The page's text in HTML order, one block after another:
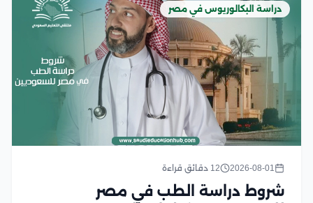
دراسة البكالوريوس في مصر
2026-08-01 12 دقائق قراءة
شروط دراسة الطب في مصر